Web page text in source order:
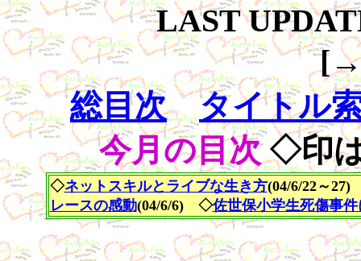
LAST
総目次
タイトル
今月の目次◇印
◇ネットスキルとライブな生き方(04/6/22～
レースの感動(04/6/6) ◇佐世保小学生死傷事件